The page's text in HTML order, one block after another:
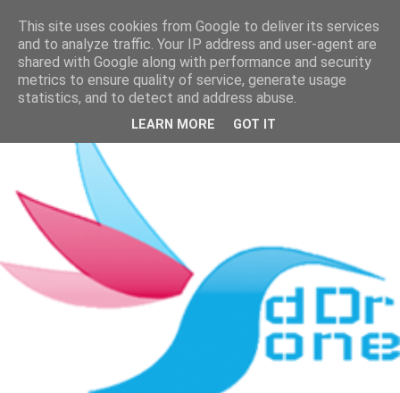
This site uses cookies from Google to deliver its services
and to analyze traffic. Your IP address and user-agent are
shared with Google along with performance and security
metrics to ensure quality of service, generate usage
statistics, and to detect and address abuse.
LEARN MORE GOT IT